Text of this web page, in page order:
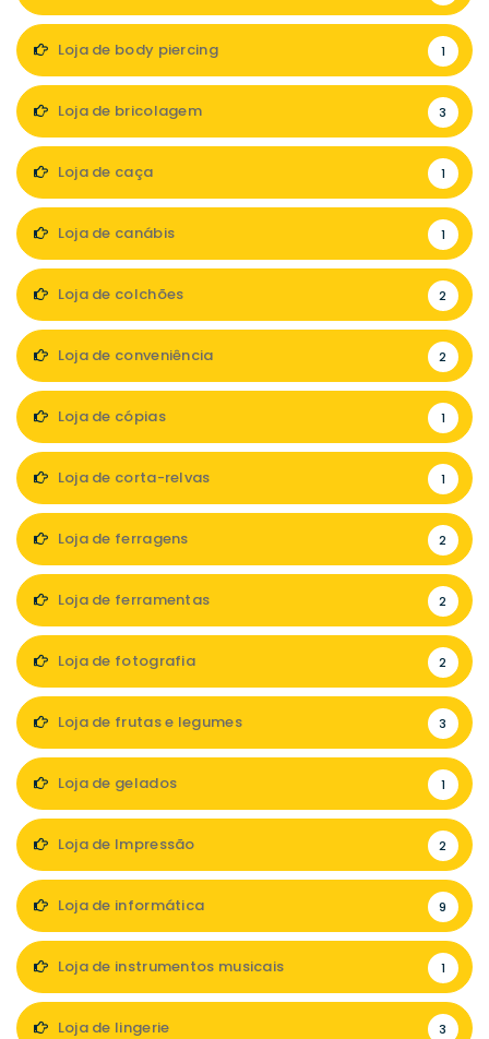
Loja de body piercing 1
Loja de bricolagem 3
Loja de caça 1
Loja de canábis 1
Loja de colchões 2
Loja de conveniência 2
Loja de cópias 1
Loja de corta-relvas 1
Loja de ferragens 2
Loja de ferramentas 2
Loja de fotografia 2
Loja de frutas e legumes 3
Loja de gelados 1
Loja de Impressão 2
Loja de informática 9
Loja de instrumentos musicais 1
Loja de lingerie 3